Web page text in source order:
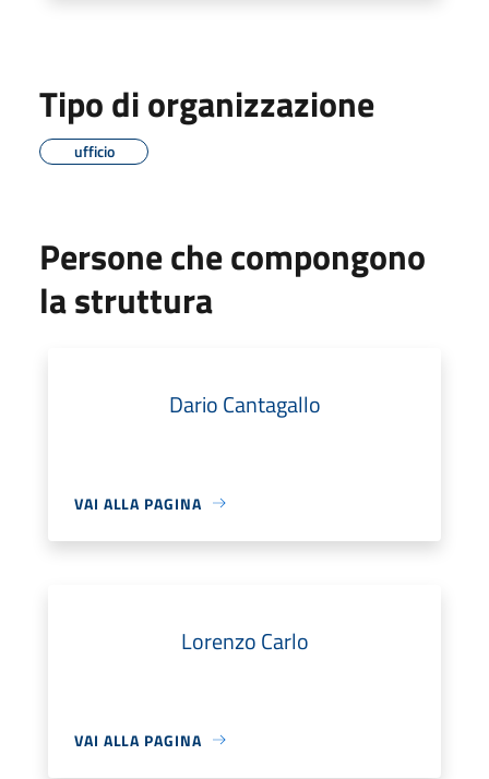
Tipo di organizzazione
ufficio
Persone che compongono
la struttura
Dario Cantagallo
VAI ALLA PAGINA
Lorenzo Carlo
VAI ALLA PAGINA